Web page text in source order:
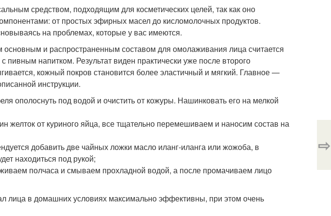
средством, подходящим для косметических целей, так как оно
от простых эфирных масел до кисломолочных продуктов.
на проблемах, которые у вас имеются.
и распространенным составом для омолаживания лица считается
пивным напитком. Результат виден практически уже после второго
кожный покров становится более эластичный и мягкий. Главное —
инструкции.
ополоснуть под водой и очистить от кожуры. Нашинковать его на мелкой
желток от куриного яйца, все тщательно перемешиваем и наносим состав на
добавить две чайных ложки масло иланг-иланга или жожоба, в
находиться под рукой;
полчаса и смываем прохладной водой, а после промачиваем лицо
лица в домашних условиях максимально эффективны, при этом очень
⇨